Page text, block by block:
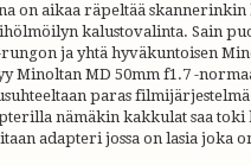
on aikaa räpeltää skannerinkin
kalustovalinta. Sain
rungon ja yhtä hyväkuntoisen
Minoltan MD 50mm f1.7 -
paras
nämäkin kakkulat saa
adapteri jossa on lasia joka